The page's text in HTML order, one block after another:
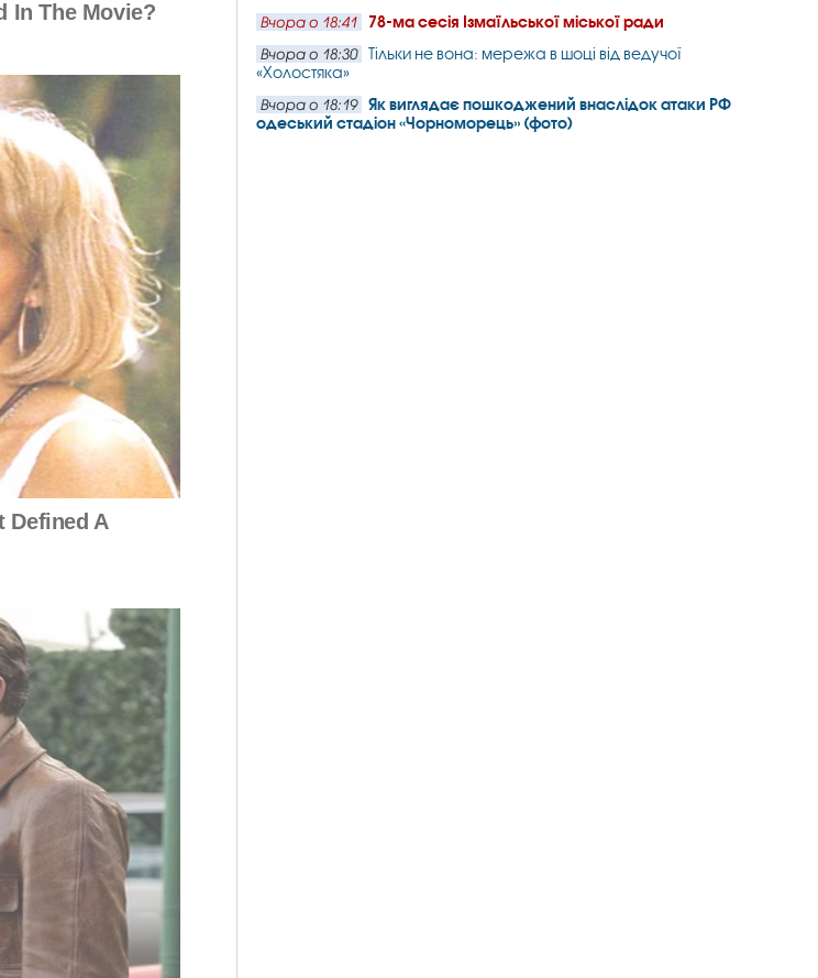
Вчора о 18:41 78-ма сесія Ізмаїльської міської ради
Вчора о 18:30
Тільки не вона: мережа в шоці від ведучої
«Холостяка»
Вчора о 18:19
Як виглядає пошкоджений внаслідок атаки РФ
одеський стадіон «Чорноморець» (фото)